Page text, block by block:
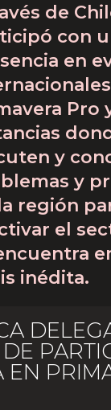
de
con
en
Pro
y
y
región
el
inédita.
EN